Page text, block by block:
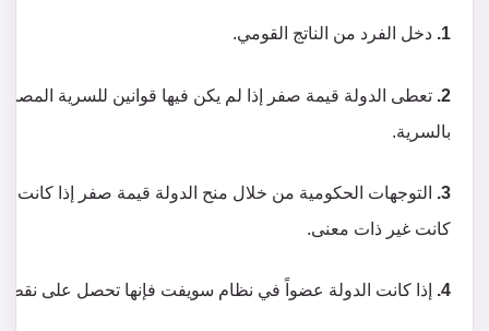
1. دخل الفرد من الناتج القومي.
2.
بالسرية.
3.
كانت غير ذات معنى.
4. إذا كانت الدولة عضواً في نظام سويفت فإنها تحصل على